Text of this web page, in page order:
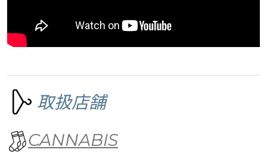
取扱店舗
CANNABIS